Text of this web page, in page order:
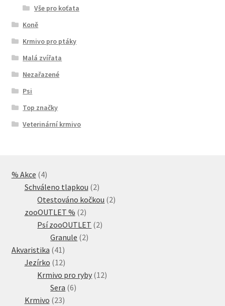
Vše pro koťata
Koně
Krmivo pro ptáky
Malá zvířata
Nezařazené
Psi
Top značky
Veterinární krmivo
% Akce 44
produkty
Schváleno tlapkou 22
produkty
Otestováno kočkou 22
zooOUTLET % 22
produkty
Psí zooOUTLET 22
Granule 22
Akvaristika 41 41
produktů
Jezírko 1212
produktů
Krmivo pro ryby 1212
Sera 66
Krmivo 2323